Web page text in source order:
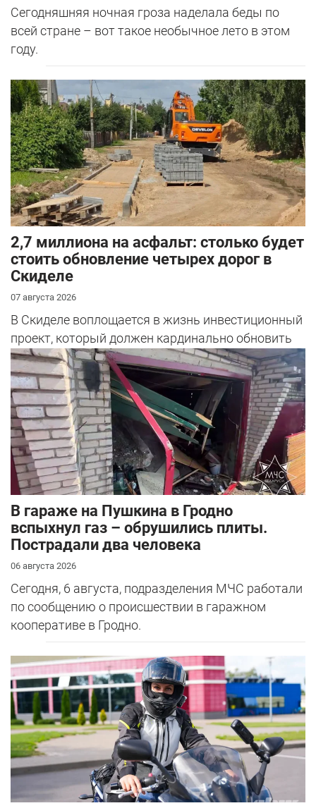
Сегодняшняя ночная гроза наделала беды по
всей стране – вот такое необычное лето в этом
году.
2,7 миллиона на асфальт: столько будет
стоить обновление четырех дорог в
Скиделе
07 августа 2026
В Скиделе воплощается в жизнь инвестиционный
проект, который должен кардинально обновить
облик сразу четырех улиц: Богуш...
В гараже на Пушкина в Гродно
вспыхнул газ – обрушились плиты.
Пострадали два человека
06 августа 2026
Сегодня, 6 августа, подразделения МЧС работали
по сообщению о происшествии в гаражном
кооперативе в Гродно.